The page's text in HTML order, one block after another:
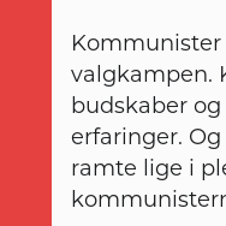
valgkampen.
budskaber
erfaringer.
ramte lige i